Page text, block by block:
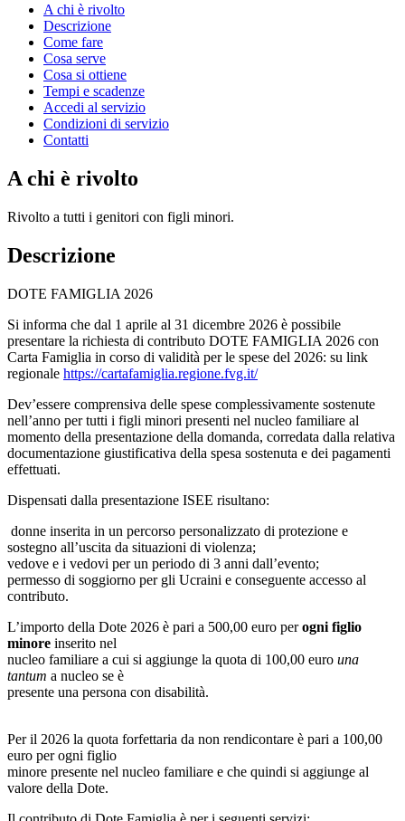
A chi è rivolto
Descrizione
Come fare
Cosa serve
Cosa si ottiene
Tempi e scadenze
Accedi al servizio
Condizioni di servizio
Contatti
A chi è rivolto
Rivolto a tutti i genitori con figli minori.
Descrizione
DOTE FAMIGLIA 2026
Si informa che dal 1 aprile al 31 dicembre 2026 è possibile
presentare la richiesta di contributo DOTE FAMIGLIA 2026 con
Carta Famiglia in corso di validità per le spese del 2026: su link
regionale https://cartafamiglia.regione.fvg.it/
Dev’essere comprensiva delle spese complessivamente sostenute
nell’anno per tutti i figli minori presenti nel nucleo familiare al
momento della presentazione della domanda, corredata dalla relativa
documentazione giustificativa della spesa sostenuta e dei pagamenti
effettuati.
Dispensati dalla presentazione ISEE risultano:
donne inserita in un percorso personalizzato di protezione e
sostegno all’uscita da situazioni di violenza;
vedove e i vedovi per un periodo di 3 anni dall’evento;
permesso di soggiorno per gli Ucraini e conseguente accesso al
contributo.
L’importo della Dote 2026 è pari a 500,00 euro perogni figlio
minore inserito nel
nucleo familiare a cui si aggiunge la quota di 100,00 euro una
tantum a nucleo se è
presente una persona con disabilità.
Per il 2026 la quota forfettaria da non rendicontare è pari a 100,00
euro per ogni figlio
minore presente nel nucleo familiare e che quindi si aggiunge al
valore della Dote.